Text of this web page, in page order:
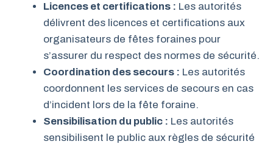
Licences et certifications : Les autorités
délivrent des licences et certifications aux
organisateurs de fêtes foraines pour
s’assurer du respect des normes de sécurité.
Coordination des secours : Les autorités
coordonnent les services de secours en cas
d’incident lors de la fête foraine.
Sensibilisation du public : Les autorités
sensibilisent le public aux règles de sécurité